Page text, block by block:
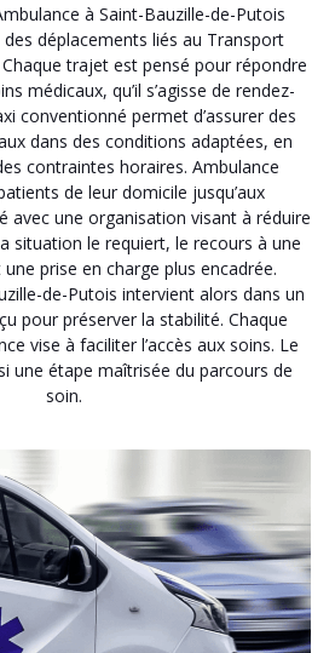
à Saint-Bauzille-de-Putois
des déplacements liés au Transport
trajet est pensé pour répondre
médicaux, qu’il s’agisse de rendez-
conventionné permet d’assurer des
dans des conditions adaptées, en
contraintes horaires. Ambulance
de leur domicile jusqu’aux
avec une organisation visant à réduire
situation le requiert, le recours à une
prise en charge plus encadrée.
de-Putois intervient alors dans un
pour préserver la stabilité. Chaque
vise à faciliter l’accès aux soins. Le
une étape maîtrisée du parcours de
soin.